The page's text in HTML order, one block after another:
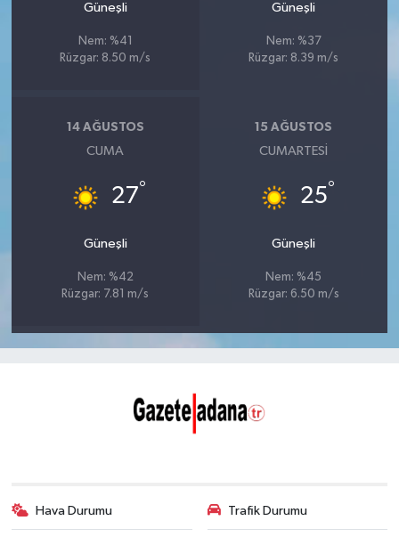
Güneşli
Nem: %41
Rüzgar: 8.50 m/s
Güneşli
Nem: %37
Rüzgar: 8.39 m/s
14 AĞUSTOS
CUMA
27°
Güneşli
Nem: %42
Rüzgar: 7.81 m/s
15 AĞUSTOS
CUMARTESI
25°
Güneşli
Nem: %45
Rüzgar: 6.50 m/s
Hava Durumu Trafik Durumu